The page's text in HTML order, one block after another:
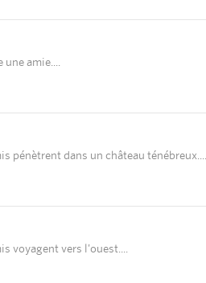
une amie.
pénètrent dans un château ténébreux.
voyagent vers l'ouest.